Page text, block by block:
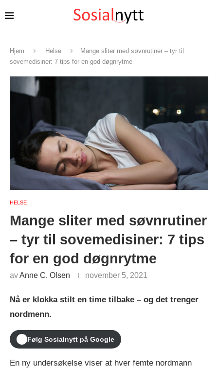
Hjem Helse
Mange sliter med søvnrutiner – tyr til
sovemedisiner: 7 tips for en god døgnrytme
HELSE
Mange sliter med søvnrutiner
– tyr til sovemedisiner: 7 tips
for en god døgnrytme
avAnne C. Olsen november 5, 2021
Nå er klokka stilt en time tilbake – og det trenger
nordmenn.
Følg Sosialnytt på Google
En ny undersøkelse viser at hver femte nordmann